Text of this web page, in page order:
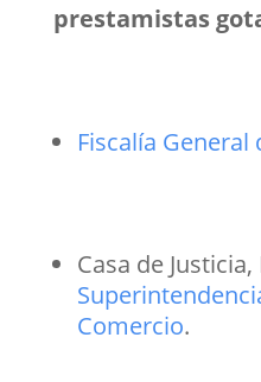
prestamistas
Fiscalía General
Casa de
Comercio.